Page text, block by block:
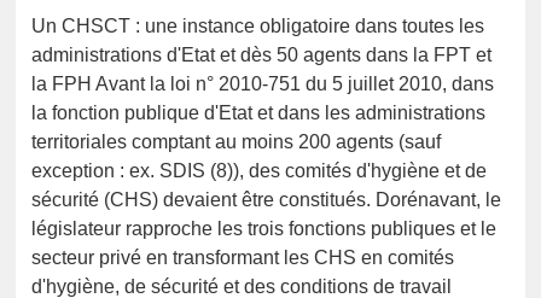
Un CHSCT : une instance obligatoire dans toutes les
administrations d'Etat et dès 50 agents dans la FPT et
la FPH Avant la loi n° 2010-751 du 5 juillet 2010, dans
la fonction publique d'Etat et dans les administrations
territoriales comptant au moins 200 agents (sauf
exception : ex. SDIS (8)), des comités d'hygiène et de
sécurité (CHS) devaient être constitués. Dorénavant, le
législateur rapproche les trois fonctions publiques et le
secteur privé en transformant les CHS en comités
d'hygiène, de sécurité et des conditions de travail